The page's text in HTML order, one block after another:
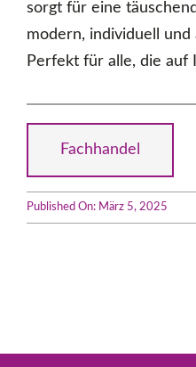
sorgt für eine
modern, individuell und
Perfekt für alle, die auf
Fachhandel
Published On: März 5, 2025